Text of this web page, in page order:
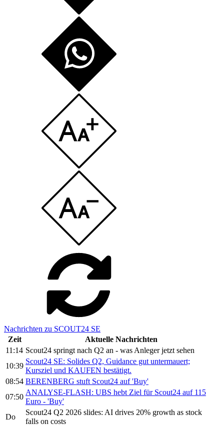
Nachrichten zu SCOUT24 SE
Zeit
Aktuelle Nachrichten
11:14 Scout24 springt nach Q2 an - was Anleger jetzt sehen
10:39
Scout24 SE: Solides Q2, Guidance gut untermauert;
Kursziel und KAUFEN bestätigt.
08:54 BERENBERG stuft Scout24 auf 'Buy'
07:50
ANALYSE-FLASH: UBS hebt Ziel für Scout24 auf 115
Euro - 'Buy'
Do
Scout24 Q2 2026 slides: AI drives 20% growth as stock
falls on costs